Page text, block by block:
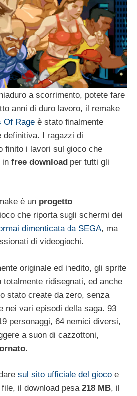
a scorrimento, potete fare
anni di duro lavoro, il remake
Of Rage è stato finalmente
definitiva. I ragazzi di
finito i lavori sul gioco che
in free download per tutti gli
è un progetto
che riporta sugli schermi dei
dimenticata da SEGA, ma
di videogiochi.
originale ed inedito, gli sprite
totalmente ridisegnati, ed anche
stato create da zero, senza
nei vari episodi della saga. 93
personaggi, 64 nemici diversi,
a suon di cazzottoni,
.
sul sito ufficiale del gioco e
il download pesa 218 MB, il